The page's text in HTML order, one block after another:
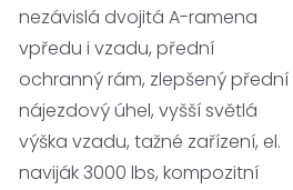
nezávislá dvojitá A-ramena
vpředu i vzadu, přední
ochranný rám, zlepšený přední
nájezdový úhel, vyšší světlá
výška vzadu, tažné zařízení, el.
naviják 3000 lbs, kompozitní